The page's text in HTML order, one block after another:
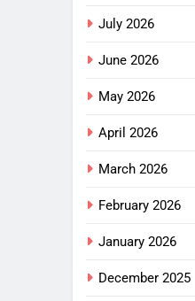
July 2026
June 2026
May 2026
April 2026
March 2026
February 2026
January 2026
December 2025